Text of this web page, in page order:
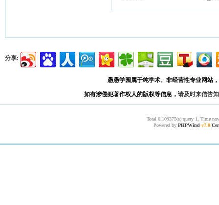
分享:
愚愚学园属于纯学术、非经营性专业网站
如有涉侵犯著作权人的版权等信息， 请及时来信告知
Total 0.109375(s) query 1, Time
Powered by PHPWind v7.0